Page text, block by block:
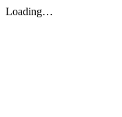
Loading…